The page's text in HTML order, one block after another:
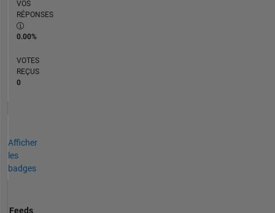
VOS
RÉPONSES
0.00%
VOTES
REÇUS
0
Afficher
les
badges
Feeds